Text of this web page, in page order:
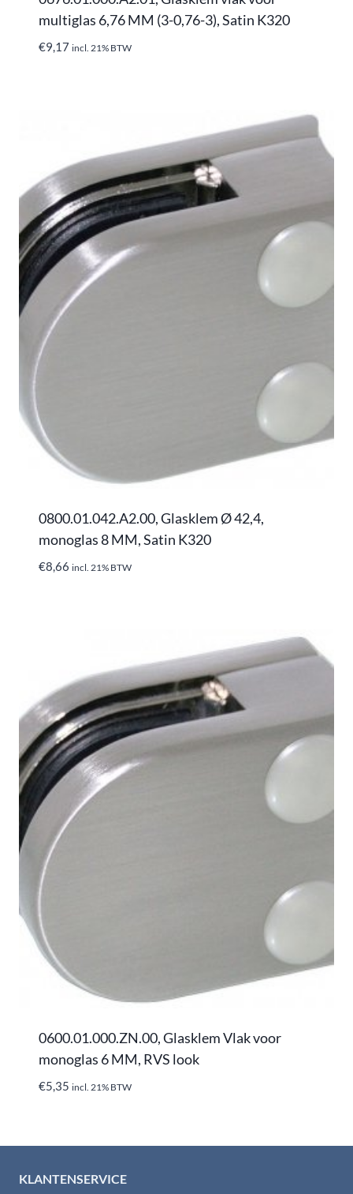
multiglas 6,76 MM (3-0,76-3), Satin K320
€9,17 incl. 21% BTW
0800.01.042.A2.00, Glasklem Ø 42,4,
monoglas 8 MM, Satin K320
€8,66 incl. 21% BTW
0600.01.000.ZN.00, Glasklem Vlak voor
monoglas 6 MM, RVS look
€5,35 incl. 21% BTW
KLANTENSERVICE